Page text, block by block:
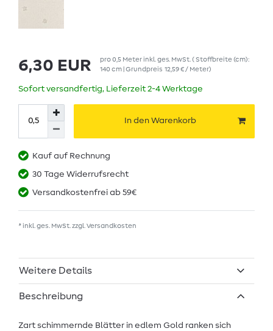
6,30 EUR pro0,5 Meterinkl. ges. MwSt. ( Stoffbreite (cm):
140 cm | Grundpreis 12,59 € / Meter)
Sofort versandfertig, Lieferzeit 2-4 Werktage
In den Warenkorb
Kauf auf Rechnung
30 Tage Widerrufsrecht
Versandkostenfrei ab 59€
* inkl. ges. MwSt. zzgl. Versandkosten
Weitere Details
Beschreibung
Zart schimmernde Blätter in edlem Gold ranken sich